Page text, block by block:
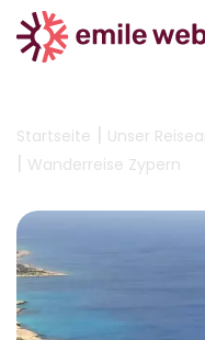
Startseite | Unser
| Wanderreise Zypern